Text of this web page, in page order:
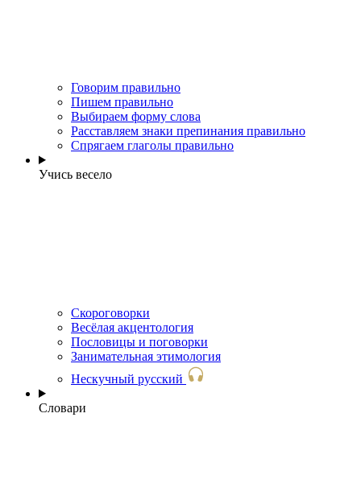
Говорим правильно
Пишем правильно
Выбираем форму слова
Расставляем знаки препинания правильно
Спрягаем глаголы правильно
Учись весело
Скороговорки
Весёлая акцентология
Пословицы и поговорки
Занимательная этимология
Нескучный русский
Словари